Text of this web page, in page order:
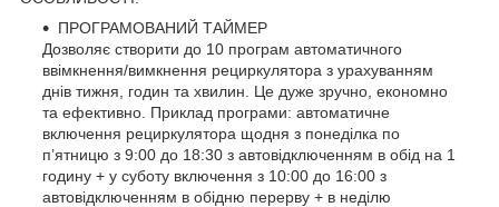
ПРОГРАМОВАНИЙ ТАЙМЕР
Дозволяє створити до 10 програм автоматичного
ввімкнення/вимкнення рециркулятора з урахуванням
днів тижня, годин та хвилин. Це дуже зручно, економно
та ефективно. Приклад програми: автоматичне
включення рециркулятора щодня з понеділка по
п’ятницю з 9:00 до 18:30 з автовідключенням в обід на 1
годину + у суботу включення з 10:00 до 16:00 з
автовідключенням в обідню перерву + в неділю